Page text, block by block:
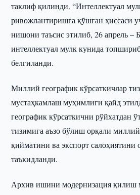
таклиф қилинди. “Интеллектуал
ривожлантиришга қўшган ҳиссаси
нишони таъсис этилиб, 26 апрель –
интеллектуал мулк кунида
белгиланди.
Миллий географик кўрсаткичлар
мустаҳкамлаш муҳимлиги қайд
географик кўрсаткични рўйхатдан
тизимига аъзо бўлиш орқали
қийматини ва экспорт
таъкидланди.
Архив ишини модернизация қилиш